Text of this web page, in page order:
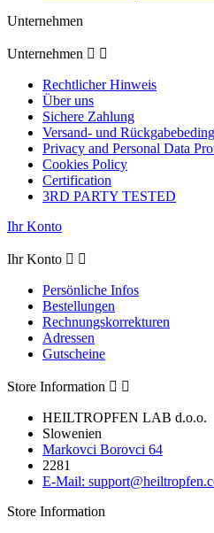
Unternehmen
Unternehmen  
Rechtlicher Hinweis
Über uns
Sichere Zahlung
Versand- und
Privacy and Personal Data
Cookies Policy
Certification
3RD PARTY TESTED
Ihr Konto
Ihr Konto  
Persönliche Infos
Bestellungen
Rechnungskorrekturen
Adressen
Gutscheine
Store Information  
HEILTROPFEN LAB d.o.o.
Slowenien
Markovci Borovci 64
2281
E-Mail:
Store Information